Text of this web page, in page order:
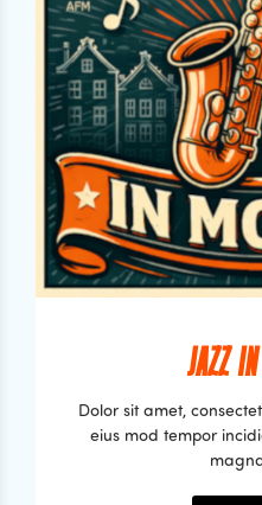
JAZZ
Dolor sit amet,
eius mod tempor